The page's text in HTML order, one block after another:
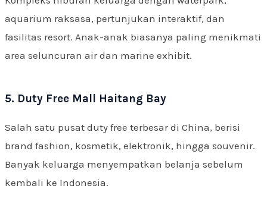
aquarium raksasa, pertunjukan interaktif, dan
fasilitas resort. Anak-anak biasanya paling menikmati
area seluncuran air dan marine exhibit.
5. Duty Free Mall Haitang Bay
Salah satu pusat duty free terbesar di China, berisi
brand fashion, kosmetik, elektronik, hingga souvenir.
Banyak keluarga menyempatkan belanja sebelum
kembali ke Indonesia.